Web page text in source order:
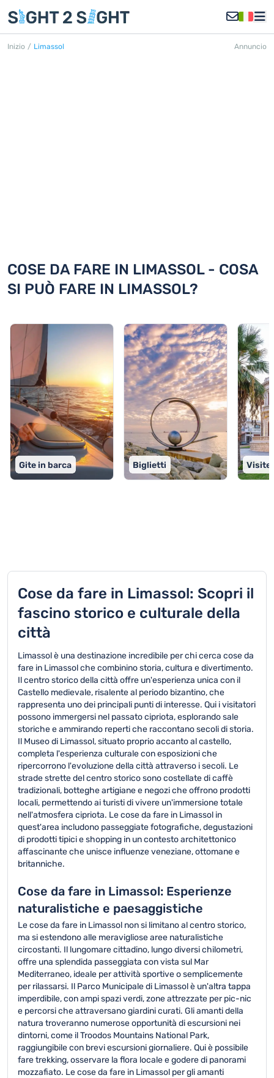
Inizio / Limassol Annuncio
COSE DA FARE IN LIMASSOL - COSA
SI PUÒ FARE IN LIMASSOL?
Gite in barca Biglietti Visite
Cose da fare in Limassol: Scopri il
fascino storico e culturale della
città
Limassol è una destinazione incredibile per chi cerca cose da
fare in Limassol che combinino storia, cultura e divertimento.
Il centro storico della città offre un'esperienza unica con il
Castello medievale, risalente al periodo bizantino, che
rappresenta uno dei principali punti di interesse. Qui i visitatori
possono immergersi nel passato cipriota, esplorando sale
storiche e ammirando reperti che raccontano secoli di storia.
Il Museo di Limassol, situato proprio accanto al castello,
completa l'esperienza culturale con esposizioni che
ripercorrono l'evoluzione della città attraverso i secoli. Le
strade strette del centro storico sono costellate di caffè
tradizionali, botteghe artigiane e negozi che offrono prodotti
locali, permettendo ai turisti di vivere un'immersione totale
nell'atmosfera cipriota. Le cose da fare in Limassol in
quest'area includono passeggiate fotografiche, degustazioni
di prodotti tipici e shopping in un contesto architettonico
affascinante che unisce influenze veneziane, ottomane e
britanniche.
Cose da fare in Limassol: Esperienze
naturalistiche e paesaggistiche
Le cose da fare in Limassol non si limitano al centro storico,
ma si estendono alle meravigliose aree naturalistiche
circostanti. Il lungomare cittadino, lungo diversi chilometri,
offre una splendida passeggiata con vista sul Mar
Mediterraneo, ideale per attività sportive o semplicemente
per rilassarsi. Il Parco Municipale di Limassol è un'altra tappa
imperdibile, con ampi spazi verdi, zone attrezzate per pic-nic
e percorsi che attraversano giardini curati. Gli amanti della
natura troveranno numerose opportunità di escursioni nei
dintorni, come il Troodos Mountains National Park,
raggiungibile con brevi escursioni giornaliere. Qui è possibile
fare trekking, osservare la flora locale e godere di panorami
mozzafiato. Le cose da fare in Limassol per gli amanti